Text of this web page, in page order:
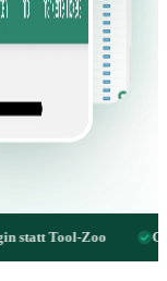
Customizing per Drag